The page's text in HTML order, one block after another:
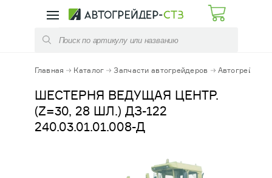
КАТАЛОГ
ЗАПЧАСТИ ПОГРУЗЧИКОВ
ЗАПЧАСТИ КОММУНАЛЬНЫХ МАШИН
УСЛУГИ
РЕМОНТ ЭЛЕМЕНТОВ ТРАНСМИССИЙ
ОБСЛУЖИВАНИЕ СТРОИТЕЛЬНЫХ
МАШИН
ФУТЕРОВКА КОВШЕЙ И КУЗОВОВ
Главная Каталог Запчасти автогрейдеров
ШЕСТЕРНЯ ВЕДУЩАЯ ЦЕНТР.
(Z=30, 28 ШЛ.) ДЗ-122
240.03.01.01.008-Д